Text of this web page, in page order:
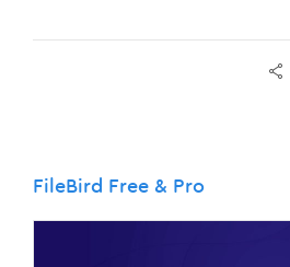
FileBird Free & Pro